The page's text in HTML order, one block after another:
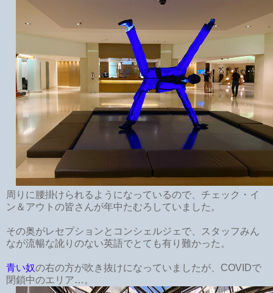
周りに腰掛けられるようになっているので、チェック・イ
ン＆アウトの皆さんが年中たむろしていました。
その奥がレセプションとコンシェルジェで、スタッフみん
なが流暢な訛りのない英語でとても有り難かった。
青い奴の右の方が吹き抜けになっていましたが、COVIDで
閉鎖中のエリア…。